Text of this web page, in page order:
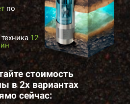
12
стоимость
в 2х вариантах
сейчас:
по